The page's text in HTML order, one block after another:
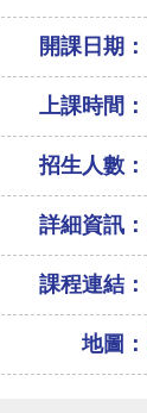
開課日期：
上課時間：
招生人數：
詳細資訊：
課程連結：
地圖：